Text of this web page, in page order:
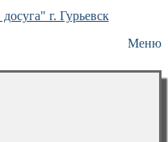
г. Гурьевск
Меню